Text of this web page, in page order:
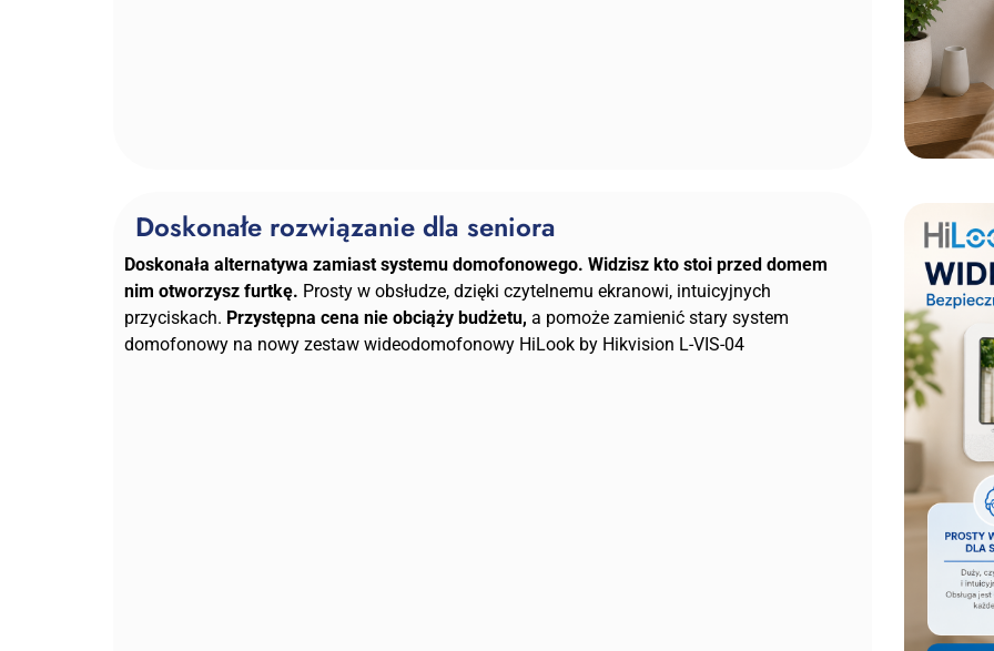
Doskonałe rozwiązanie dla seniora
Doskonała alternatywa zamiast systemu domofonowego. Widzisz kto stoi przed domem
nim otworzysz furtkę. Prosty w obsłudze, dzięki czytelnemu ekranowi, intuicyjnych
przyciskach. Przystępna cena nie obciąży budżetu, a pomoże zamienić stary system
domofonowy na nowy zestaw wideodomofonowy HiLook by Hikvision L-VIS-04